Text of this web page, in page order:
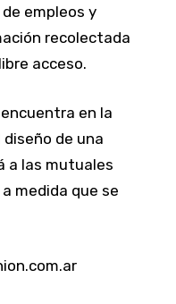
empleos y
recolectada
acceso.
en la
de una
a las mutuales
medida que se